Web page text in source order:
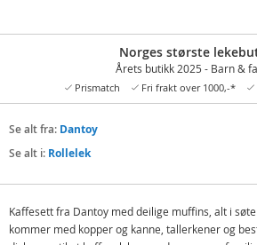
Norges største
Årets butikk 2025 - Barn &
Prismatch Fri frakt over 1000,-*
Se alt fra: Dantoy
Se alt i: Rollelek
Kaffesett fra Dantoy med deilige muffins, alt i
kommer med kopper og kanne, tallerkener og